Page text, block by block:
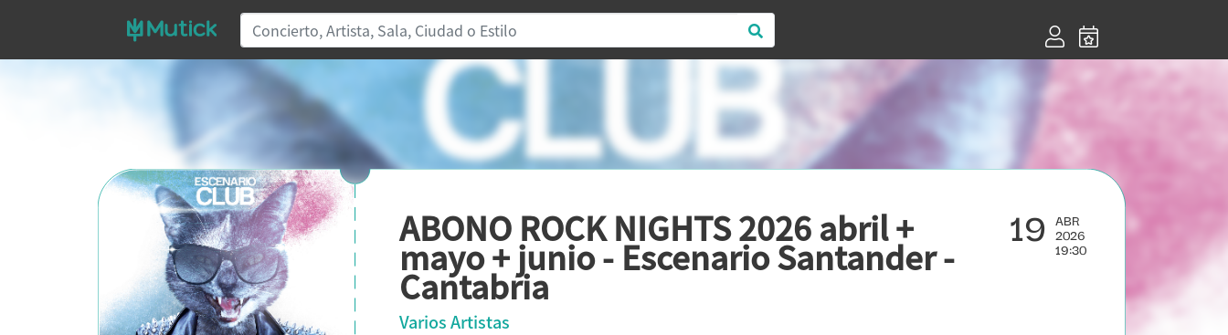
ABONO ROCK NIGHTS 2026 abril +
mayo + junio - Escenario Santander -
Cantabria
19 ABR
2026
19:30
Varios Artistas